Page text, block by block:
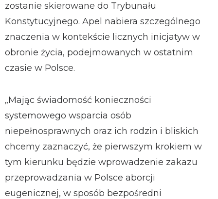
zostanie skierowane do Trybunału
Konstytucyjnego. Apel nabiera szczególnego
znaczenia w kontekście licznych inicjatyw w
obronie życia, podejmowanych w ostatnim
czasie w Polsce.
„Mając świadomość konieczności
systemowego wsparcia osób
niepełnosprawnych oraz ich rodzin i bliskich
chcemy zaznaczyć, że pierwszym krokiem w
tym kierunku będzie wprowadzenie zakazu
przeprowadzania w Polsce aborcji
eugenicznej, w sposób bezpośredni